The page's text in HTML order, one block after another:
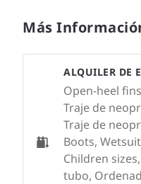
Más
ALQUILER DE
Open-heel
Traje de
Traje de
Boots,
Children
tubo,